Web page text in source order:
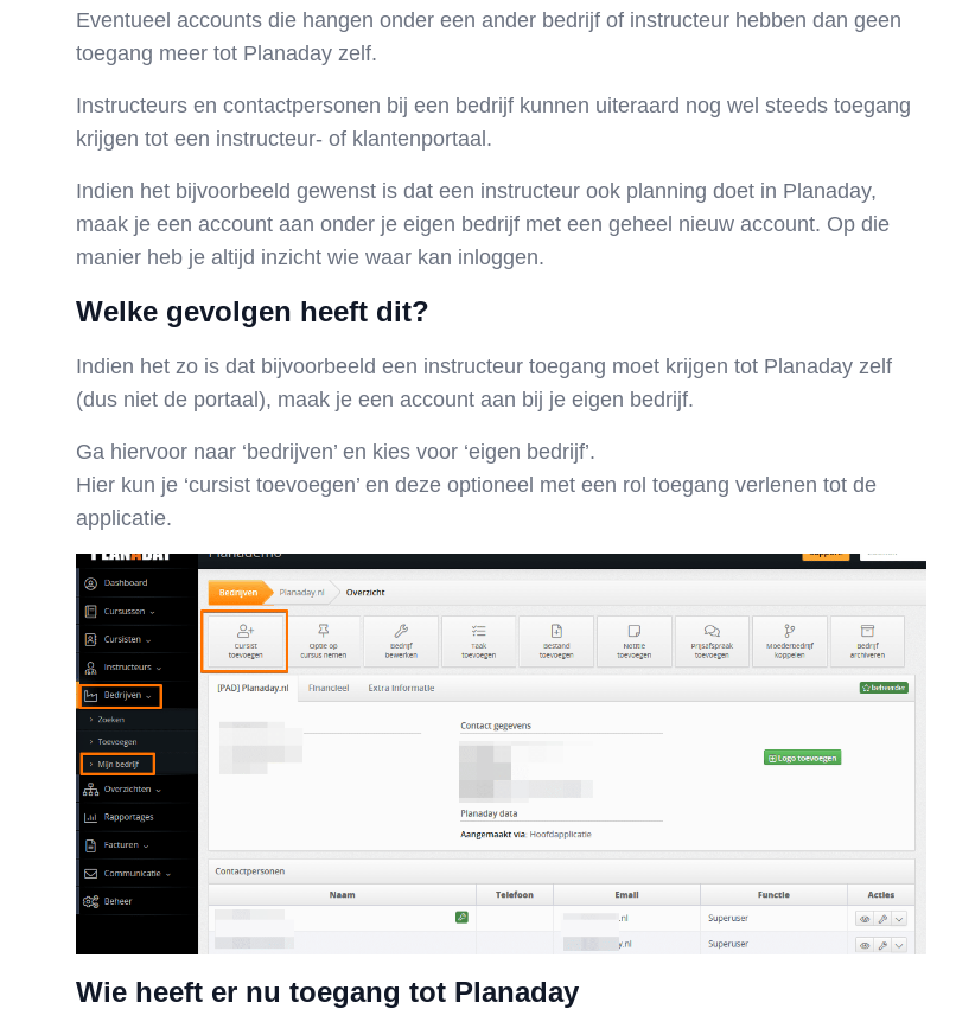
Eventueel accounts die hangen onder een ander bedrijf of instructeur hebben dan geen
toegang meer tot Planaday zelf.
Instructeurs en contactpersonen bij een bedrijf kunnen uiteraard nog wel steeds toegang
krijgen tot een instructeur- of klantenportaal.
Indien het bijvoorbeeld gewenst is dat een instructeur ook planning doet in Planaday,
maak je een account aan onder je eigen bedrijf met een geheel nieuw account. Op die
manier heb je altijd inzicht wie waar kan inloggen.
Welke gevolgen heeft dit?
Indien het zo is dat bijvoorbeeld een instructeur toegang moet krijgen tot Planaday zelf
(dus niet de portaal), maak je een account aan bij je eigen bedrijf.
Ga hiervoor naar ‘bedrijven’ en kies voor ‘eigen bedrijf’.
Hier kun je ‘cursist toevoegen’ en deze optioneel met een rol toegang verlenen tot de
applicatie.
Wie heeft er nu toegang tot Planaday